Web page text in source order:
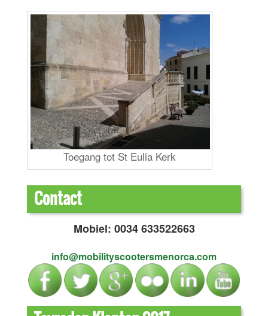
Toegang tot St Eulia Kerk
Contact
Mobiel: 0034 633522663
info@mobilityscootersmenorca.com